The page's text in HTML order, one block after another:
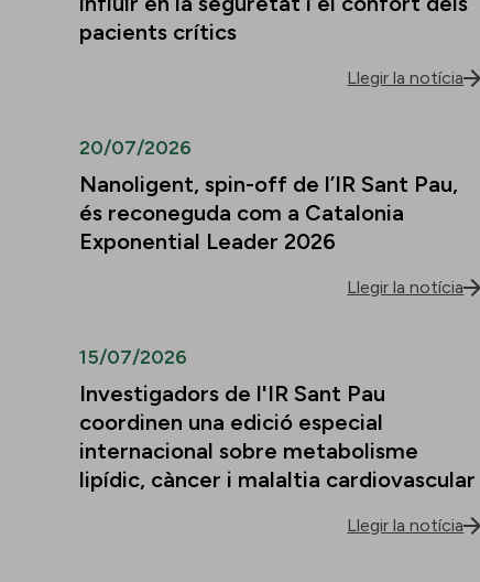
pacients crítics
Llegir la notícia
20/07/2026
Nanoligent, spin-off de l’IR Sant Pau,
és reconeguda com a Catalonia
Exponential Leader 2026
Llegir la notícia
15/07/2026
Investigadors de l'IR Sant Pau
coordinen una edició especial
internacional sobre metabolisme
lipídic, càncer i malaltia cardiovascular
Llegir la notícia